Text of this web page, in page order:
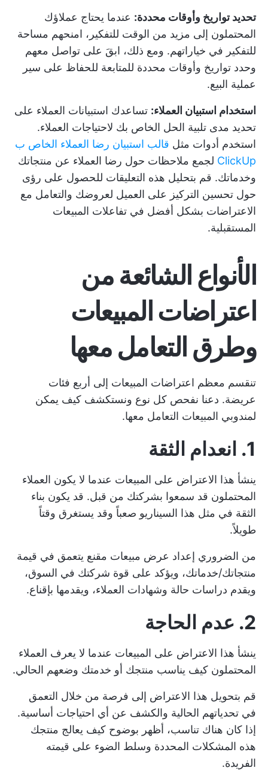
تحديد تواريخ وأوقات محددة: عندما يحتاج عملاؤك
المحتملون إلى مزيد من الوقت للتفكير، امنحهم مساحة
للتفكير في خياراتهم. ومع ذلك، ابقَ على تواصل معهم
وحدد تواريخ وأوقات محددة للمتابعة للحفاظ على سير
عملية البيع.
استخدام استبيان العملاء: تساعدك استبيانات العملاء على
تحديد مدى تلبية الحل الخاص بك لاحتياجات العملاء.
استخدم أدوات مثل قالب استبيان رضا العملاء الخاص ب
ClickUp لجمع ملاحظات حول رضا العملاء عن منتجاتك
وخدماتك. قم بتحليل هذه التعليقات للحصول على رؤى
حول تحسين التركيز على العميل لعروضك والتعامل مع
الاعتراضات بشكل أفضل في تفاعلات المبيعات
المستقبلية.
الأنواع الشائعة من
اعتراضات المبيعات
وطرق التعامل معها
تنقسم معظم اعتراضات المبيعات إلى أربع فئات
عريضة. دعنا نفحص كل نوع ونستكشف كيف يمكن
لمندوبي المبيعات التعامل معها.
1. انعدام الثقة
ينشأ هذا الاعتراض على المبيعات عندما لا يكون العملاء
المحتملون قد سمعوا بشركتك من قبل. قد يكون بناء
الثقة في مثل هذا السيناريو صعباً وقد يستغرق وقتاً
طويلاً.
من الضروري إعداد عرض مبيعات مقنع يتعمق في قيمة
منتجاتك/خدماتك، ويؤكد على قوة شركتك في السوق،
ويقدم دراسات حالة وشهادات العملاء، ويقدمها بإقناع.
2. عدم الحاجة
ينشأ هذا الاعتراض على المبيعات عندما لا يعرف العملاء
المحتملون كيف يناسب منتجك أو خدمتك وضعهم الحالي.
قم بتحويل هذا الاعتراض إلى فرصة من خلال التعمق
في تحدياتهم الحالية والكشف عن أي احتياجات أساسية.
إذا كان هناك تناسب، أظهر بوضوح كيف يعالج منتجك
هذه المشكلات المحددة وسلط الضوء على قيمته
الفريدة.